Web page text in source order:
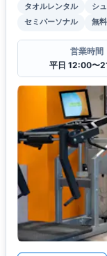
タオルレンタル シ
セミパーソナル
無
営業時間
平日 12:00〜